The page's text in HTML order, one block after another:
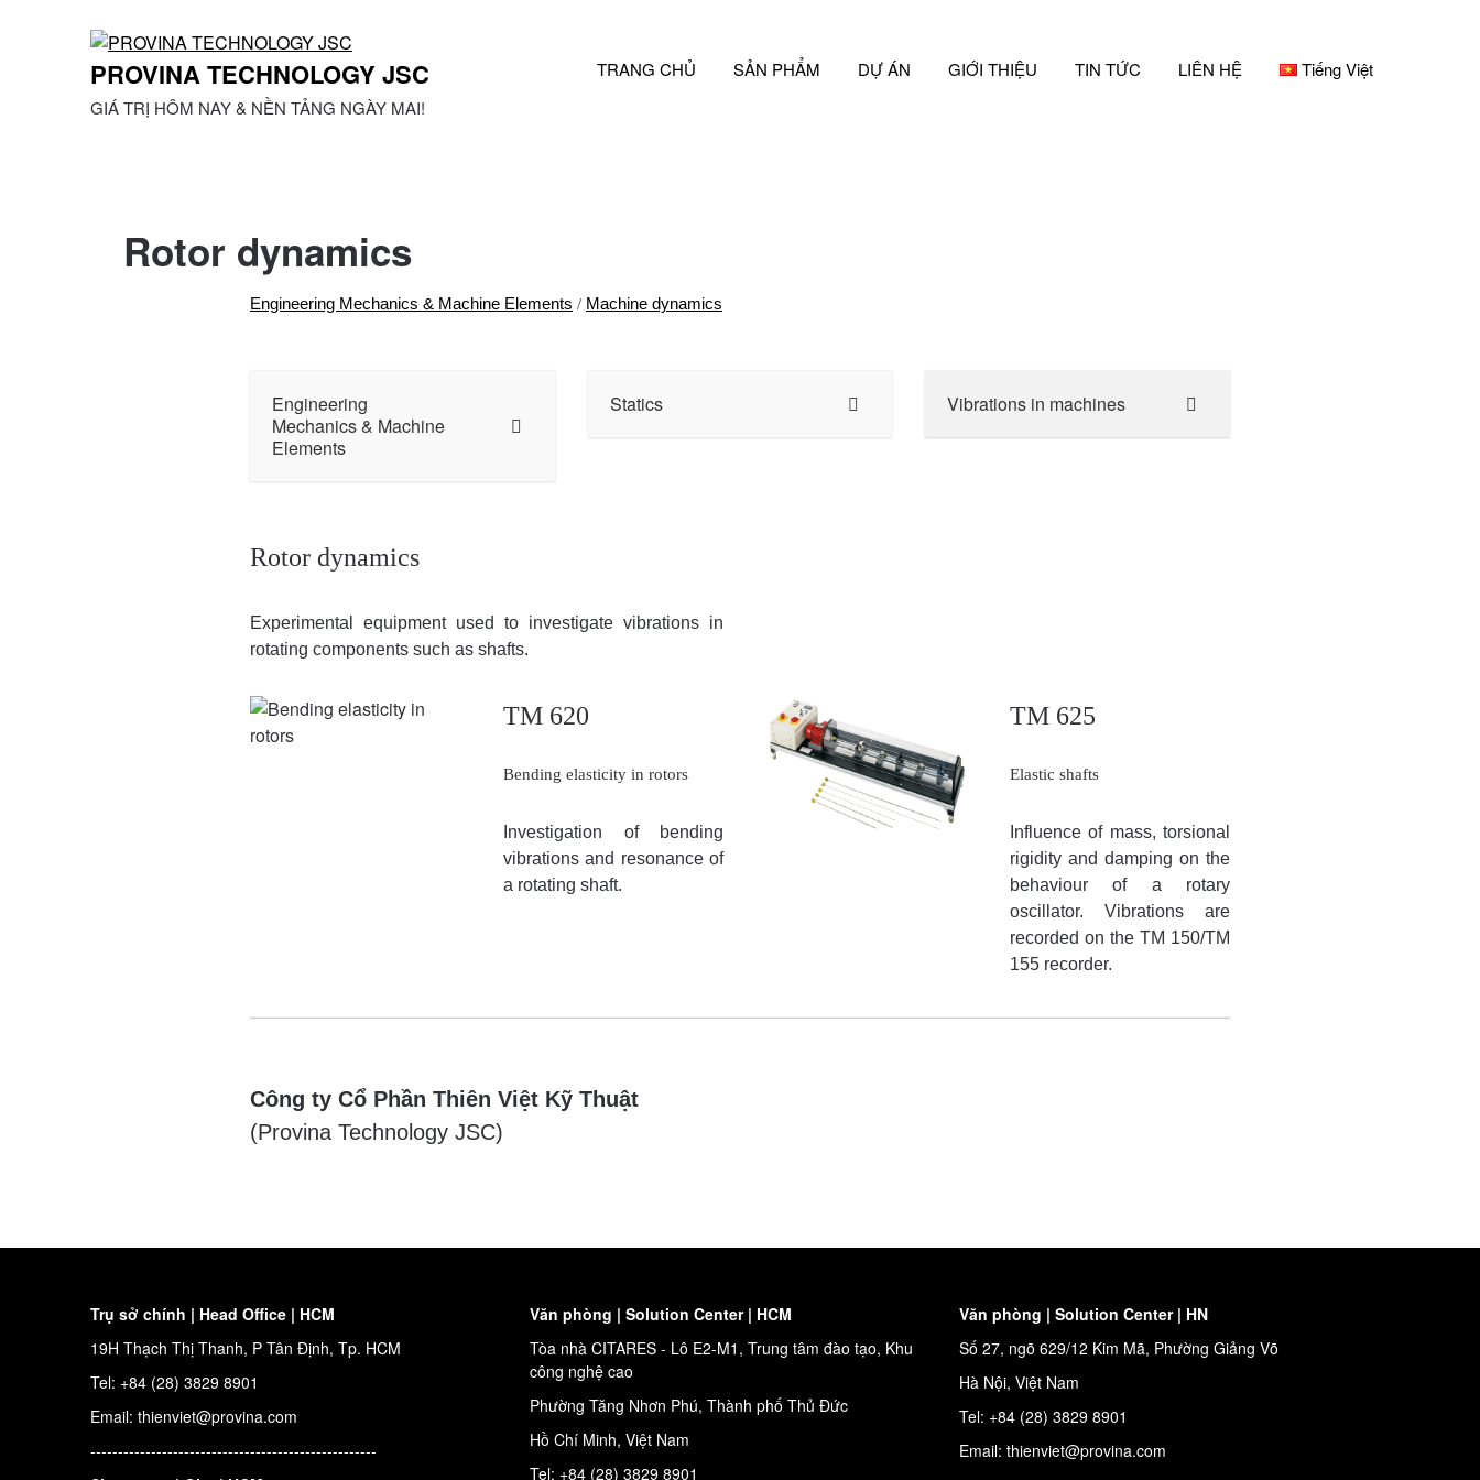
PROVINA TECHNOLOGY JSC
GIÁ TRỊ HÔM NAY & NỀN TẢNG NGÀY MAI!
TRANG CHỦ SẢN PHẨM DỰ ÁN GIỚI THIỆU TIN TỨC LIÊN HỆ Tiếng Việt
Rotor dynamics
Engineering Mechanics & Machine Elements / Machine dynamics
Engineering
Mechanics & Machine
Elements
Statics Vibrations in machines
Rotor dynamics
Experimental equipment used to investigate vibrations in
rotating components such as shafts.
TM 620
Bending elasticity in rotors
Investigation of bending
vibrations and resonance of
a rotating shaft.
TM 625
Elastic shafts
Influence of mass, torsional
rigidity and damping on the
behaviour of a rotary
oscillator. Vibrations are
recorded on the TM 150/TM
155 recorder.
Công ty Cổ Phần Thiên Việt Kỹ Thuật
(Provina Technology JSC)
Trụ sở chính | Head Office | HCM
19H Thạch Thị Thanh, P Tân Định, Tp. HCM
Tel: +84 (28) 3829 8901
Email: thienviet@provina.com
----------------------------------------------------
Văn phòng | Solution Center | HCM
Tòa nhà CITARES - Lô E2-M1, Trung tâm đào tạo, Khu
công nghệ cao
Phường Tăng Nhơn Phú, Thành phố Thủ Đức
Hồ Chí Minh, Việt Nam
Tel: +84 (28) 3829 8901
Văn phòng | Solution Center | HN
Số 27, ngõ 629/12 Kim Mã, Phường Giảng Võ
Hà Nội, Việt Nam
Tel: +84 (28) 3829 8901
Email: thienviet@provina.com